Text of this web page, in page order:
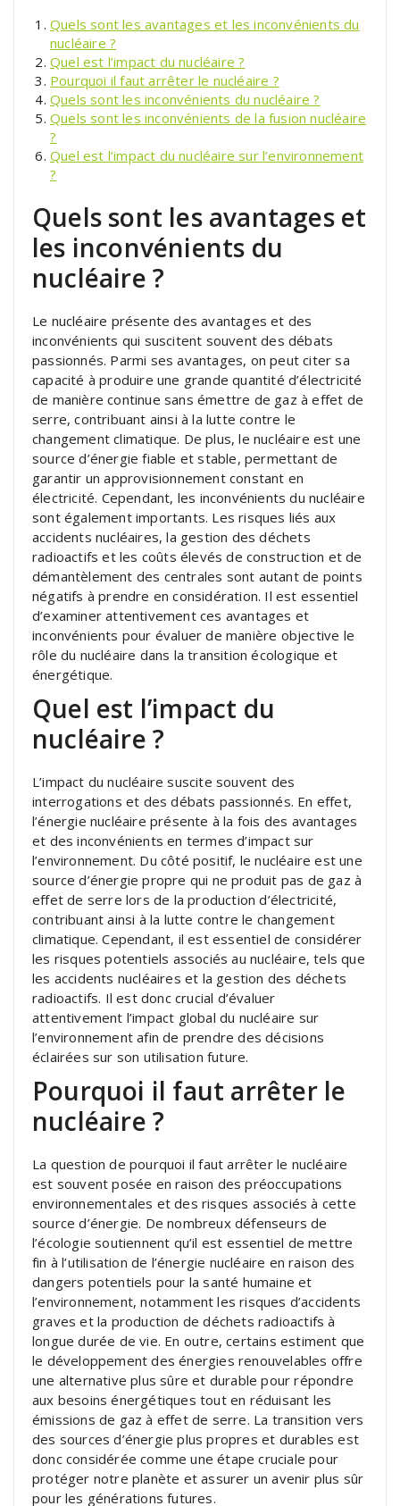
Quels sont les avantages et les inconvénients du
nucléaire ?
Quel est l’impact du nucléaire ?
Pourquoi il faut arrêter le nucléaire ?
Quels sont les inconvénients du nucléaire ?
Quels sont les inconvénients de la fusion nucléaire
?
Quel est l’impact du nucléaire sur l’environnement
?
Quels sont les avantages et
les inconvénients du
nucléaire ?
Le nucléaire présente des avantages et des
inconvénients qui suscitent souvent des débats
passionnés. Parmi ses avantages, on peut citer sa
capacité à produire une grande quantité d’électricité
de manière continue sans émettre de gaz à effet de
serre, contribuant ainsi à la lutte contre le
changement climatique. De plus, le nucléaire est une
source d’énergie fiable et stable, permettant de
garantir un approvisionnement constant en
électricité. Cependant, les inconvénients du nucléaire
sont également importants. Les risques liés aux
accidents nucléaires, la gestion des déchets
radioactifs et les coûts élevés de construction et de
démantèlement des centrales sont autant de points
négatifs à prendre en considération. Il est essentiel
d’examiner attentivement ces avantages et
inconvénients pour évaluer de manière objective le
rôle du nucléaire dans la transition écologique et
énergétique.
Quel est l’impact du
nucléaire ?
L’impact du nucléaire suscite souvent des
interrogations et des débats passionnés. En effet,
l’énergie nucléaire présente à la fois des avantages
et des inconvénients en termes d’impact sur
l’environnement. Du côté positif, le nucléaire est une
source d’énergie propre qui ne produit pas de gaz à
effet de serre lors de la production d’électricité,
contribuant ainsi à la lutte contre le changement
climatique. Cependant, il est essentiel de considérer
les risques potentiels associés au nucléaire, tels que
les accidents nucléaires et la gestion des déchets
radioactifs. Il est donc crucial d’évaluer
attentivement l’impact global du nucléaire sur
l’environnement afin de prendre des décisions
éclairées sur son utilisation future.
Pourquoi il faut arrêter le
nucléaire ?
La question de pourquoi il faut arrêter le nucléaire
est souvent posée en raison des préoccupations
environnementales et des risques associés à cette
source d’énergie. De nombreux défenseurs de
l’écologie soutiennent qu’il est essentiel de mettre
fin à l’utilisation de l’énergie nucléaire en raison des
dangers potentiels pour la santé humaine et
l’environnement, notamment les risques d’accidents
graves et la production de déchets radioactifs à
longue durée de vie. En outre, certains estiment que
le développement des énergies renouvelables offre
une alternative plus sûre et durable pour répondre
aux besoins énergétiques tout en réduisant les
émissions de gaz à effet de serre. La transition vers
des sources d’énergie plus propres et durables est
donc considérée comme une étape cruciale pour
protéger notre planète et assurer un avenir plus sûr
pour les générations futures.